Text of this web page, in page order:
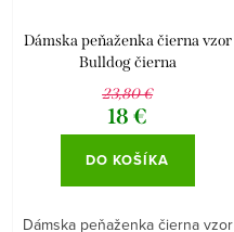
Dámska peňaženka čierna vzor
Bulldog čierna
23,80 €
18 €
DO KOŠÍKA
Dámska peňaženka čierna vzor